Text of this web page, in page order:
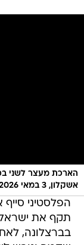
הארכת מעצר לשני
אשקלון, 3 במאי 2026
תקף את
בברצלונה,